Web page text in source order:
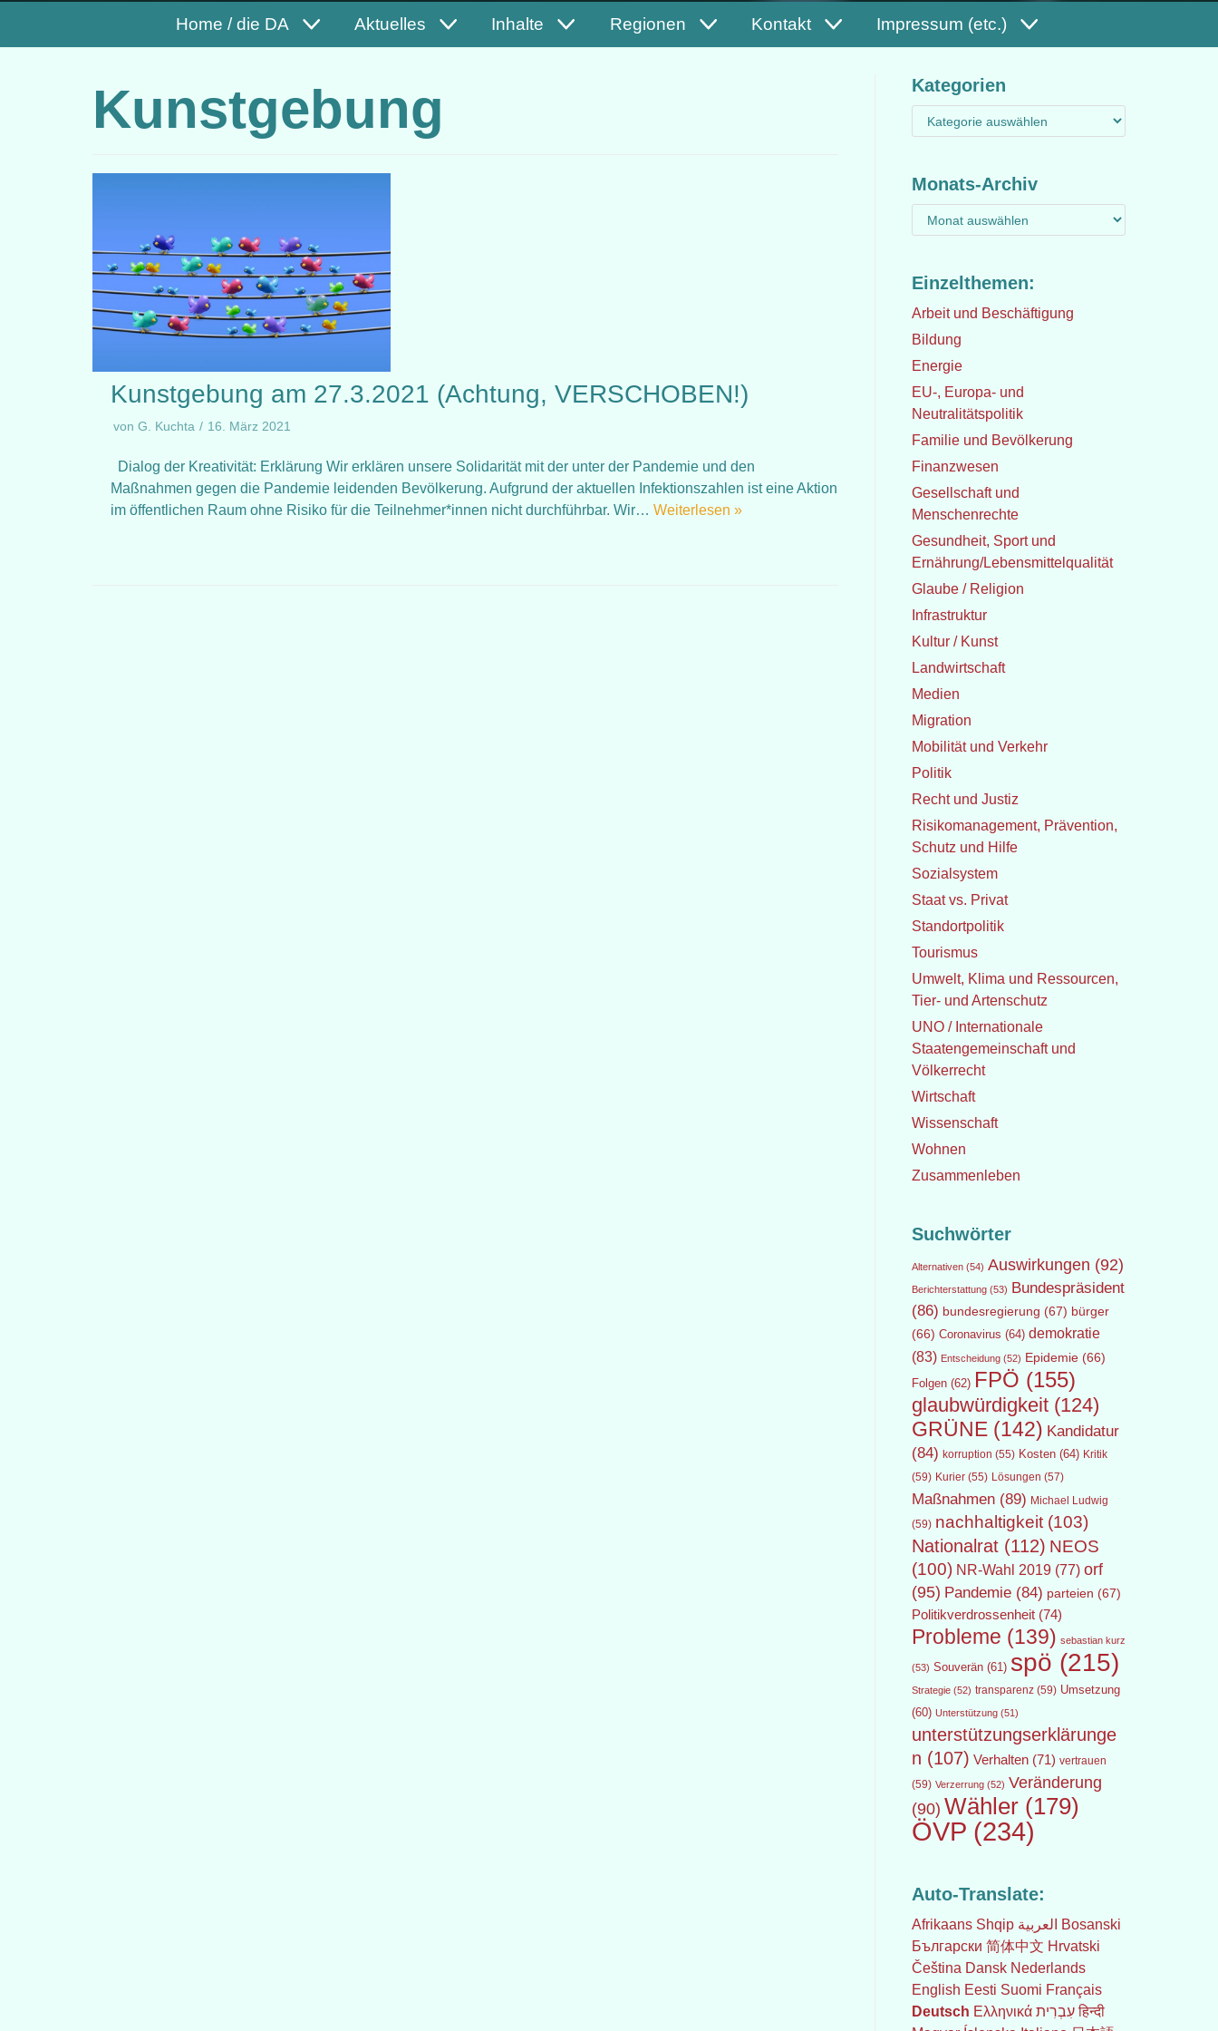
Home / die DA Aktuelles Inhalte Regionen Kontakt Impressum (etc.)
Kunstgebung
Kunstgebung am 27.3.2021 (Achtung, VERSCHOBEN!)
von G. Kuchta 16. März 2021
Dialog der Kreativität: Erklärung Wir erklären unsere Solidarität mit der unter der Pandemie und den
Maßnahmen gegen die Pandemie leidenden Bevölkerung. Aufgrund der aktuellen Infektionszahlen ist eine Aktion
im öffentlichen Raum ohne Risiko für die Teilnehmer*innen nicht durchführbar. Wir… Weiterlesen »
Kategorien
Monats-Archiv
Einzelthemen:
Arbeit und Beschäftigung
Bildung
Energie
EU-, Europa- und
Neutralitätspolitik
Familie und Bevölkerung
Finanzwesen
Gesellschaft und
Menschenrechte
Gesundheit, Sport und
Ernährung/Lebensmittelqualität
Glaube / Religion
Infrastruktur
Kultur / Kunst
Landwirtschaft
Medien
Migration
Mobilität und Verkehr
Politik
Recht und Justiz
Risikomanagement, Prävention,
Schutz und Hilfe
Sozialsystem
Staat vs. Privat
Standortpolitik
Tourismus
Umwelt, Klima und Ressourcen,
Tier- und Artenschutz
UNO / Internationale
Staatengemeinschaft und
Völkerrecht
Wirtschaft
Wissenschaft
Wohnen
Zusammenleben
Suchwörter
Alternativen(54) Auswirkungen (92)
Berichterstattung(53) Bundespräsident
(86) bundesregierung (67) bürger
(66) Coronavirus (64) demokratie
(83) Entscheidung(52) Epidemie(66)
Folgen(62) FPÖ (155)
glaubwürdigkeit(124)
GRÜNE(142) Kandidatur
(84) korruption (55) Kosten(64) Kritik
(59) Kurier(55) Lösungen (57)
Maßnahmen(89) Michael Ludwig
(59) nachhaltigkeit(103)
Nationalrat(112) NEOS
(100) NR-Wahl 2019(77) orf
(95) Pandemie(84) parteien (67)
Politikverdrossenheit(74)
Probleme (139) sebastian kurz
(53) Souverän(61) spö (215)
Strategie(52) transparenz(59) Umsetzung
(60) Unterstützung(51)
unterstützungserklärunge
n (107) Verhalten(71) vertrauen
(59) Verzerrung(52) Veränderung
(90) Wähler(179)
ÖVP(234)
Auto-Translate:
Afrikaans Shqip العربية
Bosanski
Български 简体中文 Hrvatski
Čeština‎ Dansk Nederlands
English Eesti Suomi Français
Deutsch Ελληνικά עִבְרִית हिन्दी